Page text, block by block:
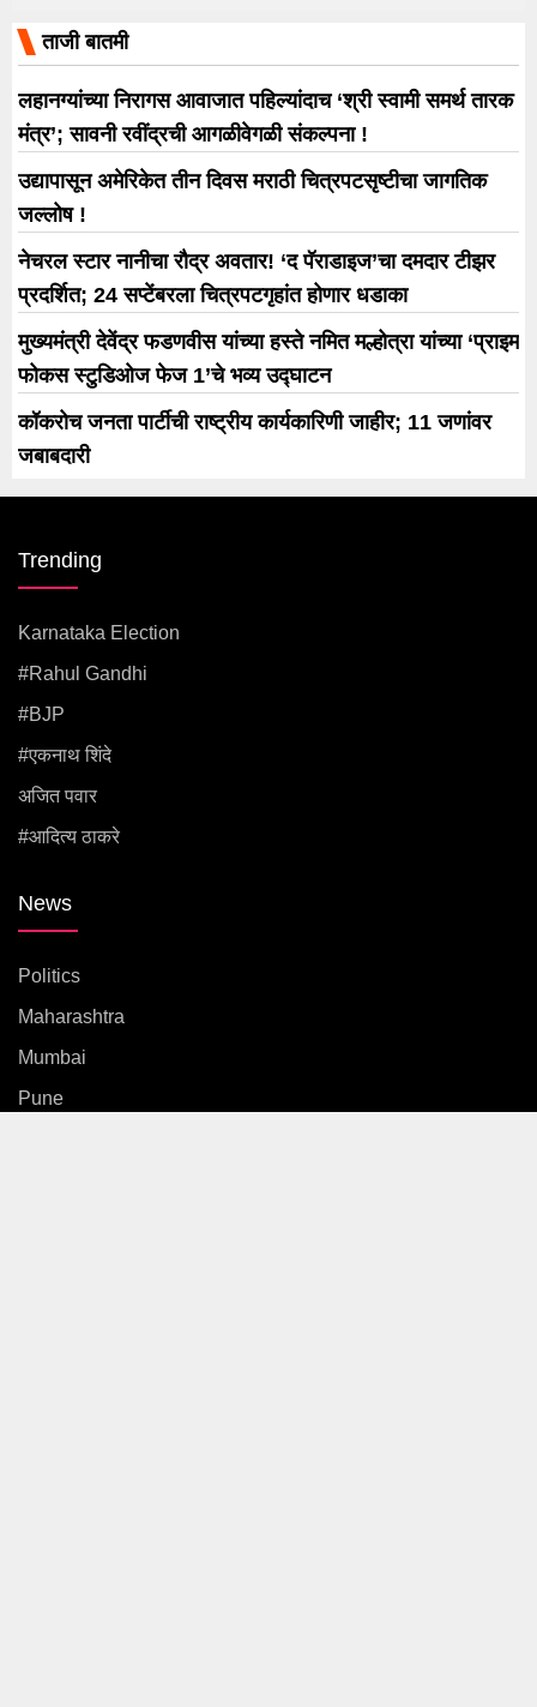
ताजी बातमी
लहानग्यांच्या निरागस आवाजात पहिल्यांदाच ‘श्री स्वामी समर्थ तारक
मंत्र’; सावनी रवींद्रची आगळीवेगळी संकल्पना !
उद्यापासून अमेरिकेत तीन दिवस मराठी चित्रपटसृष्टीचा जागतिक
जल्लोष !
नेचरल स्टार नानीचा रौद्र अवतार! ‘द पॅराडाइज’चा दमदार टीझर
प्रदर्शित; 24 सप्टेंबरला चित्रपटगृहांत होणार धडाका
मुख्यमंत्री देवेंद्र फडणवीस यांच्या हस्ते नमित मल्होत्रा यांच्या ‘प्राइम
फोकस स्टुडिओज फेज 1’चे भव्य उद्घाटन
कॉकरोच जनता पार्टीची राष्ट्रीय कार्यकारिणी जाहीर; 11 जणांवर
जबाबदारी
Trending
Karnataka Election
#rahul Gandhi
#BJP
#एकनाथ शिंदे
अजित पवार
#आदित्य ठाकरे
News
Politics
Maharashtra
Mumbai
Pune